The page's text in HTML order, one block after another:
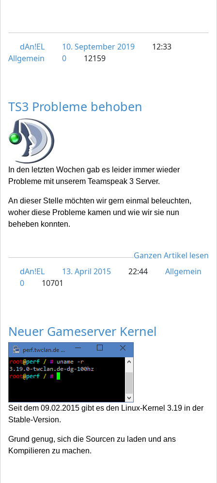
dAn!EL 10. September 2019
12:33
Allgemein
0 12159
TS3 Probleme behoben
In den letzten Wochen gab es leider immer wieder
Probleme mit unserem Teamspeak 3 Server.
An dieser Stelle möchten wir gern einmal beleuchten,
woher diese Probleme kamen und wie wir sie nun
beheben konnten.
Ganzen Artikel lesen
dAn!EL
13. April 2015 22:44
Allgemein
0
10701
Neuer Gameserver Kernel
Seit dem 09.02.2015 gibt es den Linux-Kernel 3.19 in der
Stable-Version.
Grund genug, sich die Sourcen zu laden und ans
Kompilieren zu machen.